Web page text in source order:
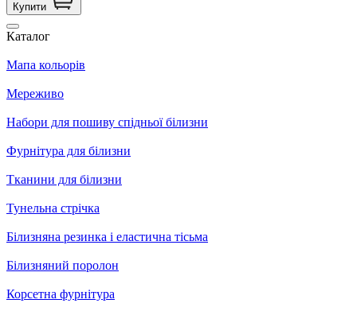
Купити
Каталог
Мапа кольорів
Мереживо
Набори для пошиву спідньої білизни
Фурнітура для білизни
Тканини для білизни
Тунельна стрічка
Білизняна резинка і еластична тісьма
Білизняний поролон
Корсетна фурнітура